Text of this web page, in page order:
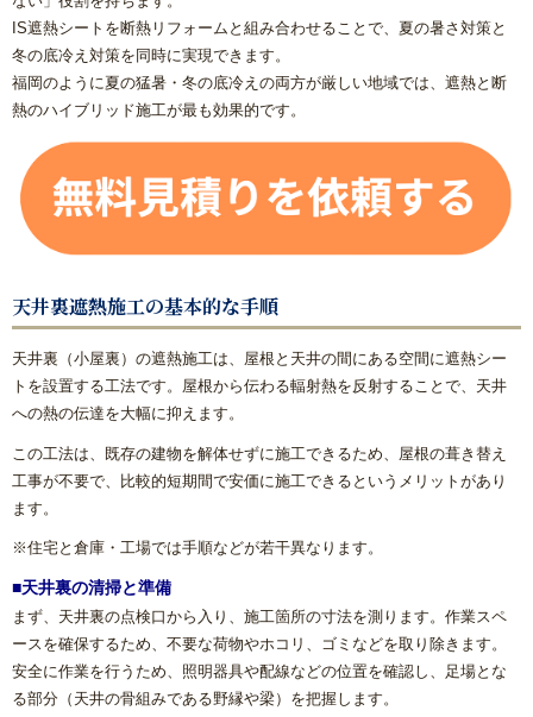
IS遮熱シートを断熱リフォームと組み合わせることで、夏の暑さ対策と
冬の底冷え対策を同時に実現できます。
福岡のように夏の猛暑・冬の底冷えの両方が厳しい地域では、遮熱と断
熱のハイブリッド施工が最も効果的です。
天井裏遮熱施工の基本的な手順
天井裏（小屋裏）の遮熱施工は、屋根と天井の間にある空間に遮熱シー
トを設置する工法です。屋根から伝わる輻射熱を反射することで、天井
への熱の伝達を大幅に抑えます。
この工法は、既存の建物を解体せずに施工できるため、屋根の葺き替え
工事が不要で、比較的短期間で安価に施工できるというメリットがあり
ます。
※住宅と倉庫・工場では手順などが若干異なります。
■天井裏の清掃と準備
まず、天井裏の点検口から入り、施工箇所の寸法を測ります。作業スペ
ースを確保するため、不要な荷物やホコリ、ゴミなどを取り除きます。
安全に作業を行うため、照明器具や配線などの位置を確認し、足場とな
る部分（天井の骨組みである野縁や梁）を把握します。